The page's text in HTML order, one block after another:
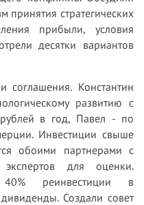
принятия стратегических
прибыли, условия
десятки вариантов
соглашения. Константин
развитию с
в год, Павел - по
Инвестиции свыше
обоими партнерами с
экспертов для оценки.
40% реинвестиции в
Создали совет